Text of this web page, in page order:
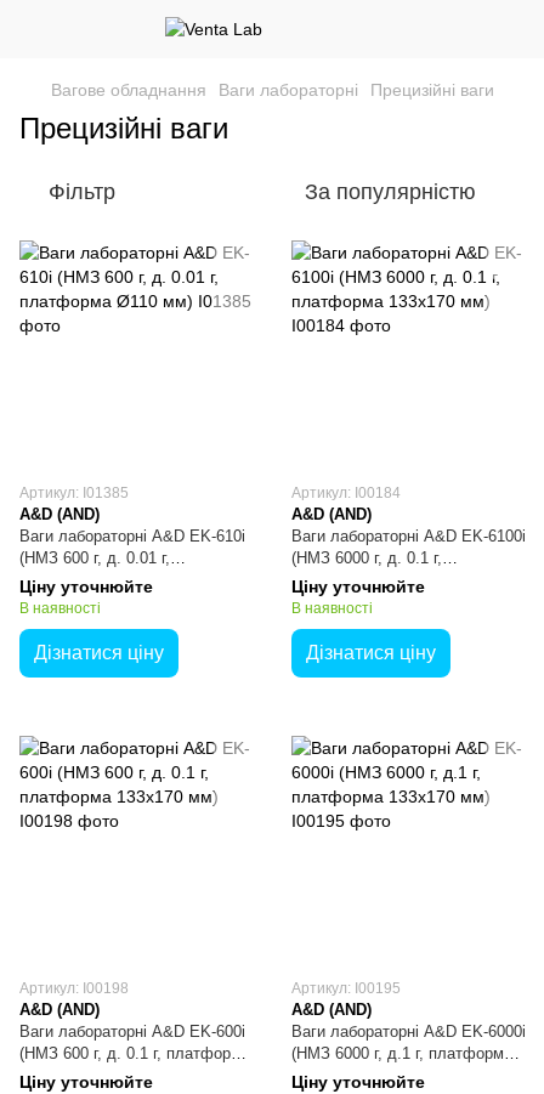
Вагове обладнання Ваги лабораторні Прецизійні ваги
Прецизійні ваги
Фільтр За популярністю
Артикул: I01385
A&D (AND)
Ваги лабораторні A&D EK-610i
(НМЗ 600 г, д. 0.01 г,
платформа Ø110 мм)
Ціну уточнюйте
В наявності
Дізнатися ціну
Артикул: I00184
A&D (AND)
Ваги лабораторні A&D EK-6100i
(НМЗ 6000 г, д. 0.1 г,
платформа 133x170 мм)
Ціну уточнюйте
В наявності
Дізнатися ціну
Артикул: I00198
A&D (AND)
Ваги лабораторні A&D EK-600i
(НМЗ 600 г, д. 0.1 г, платформа
133x170 мм)
Ціну уточнюйте
Артикул: I00195
A&D (AND)
Ваги лабораторні A&D EK-6000i
(НМЗ 6000 г, д.1 г, платформа
133x170 мм)
Ціну уточнюйте